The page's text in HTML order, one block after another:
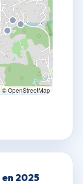
© OpenStreetMap
2025